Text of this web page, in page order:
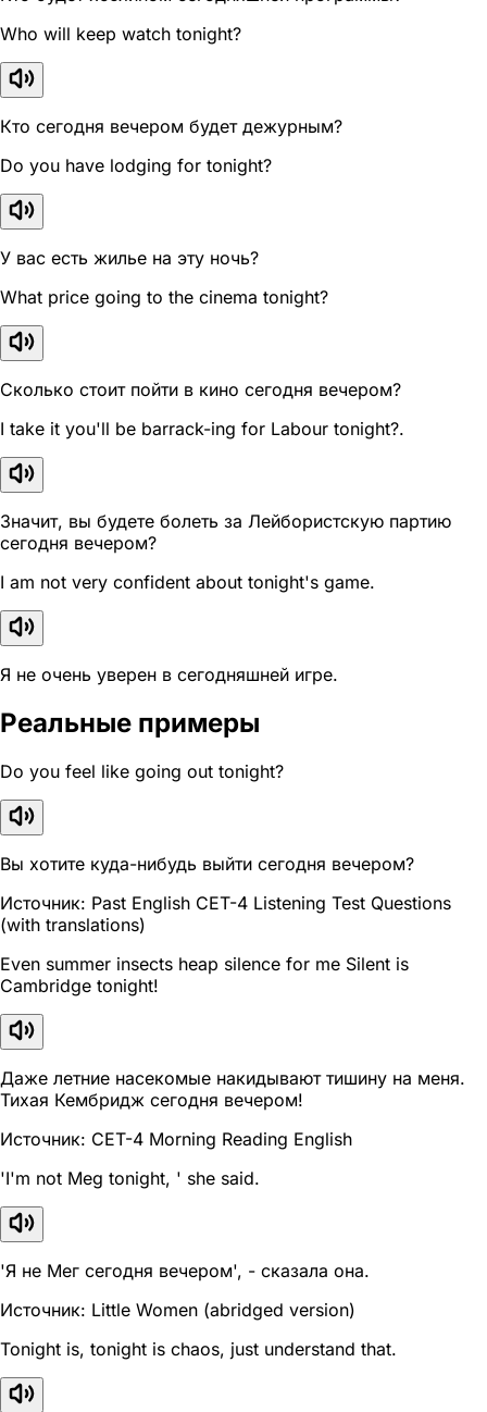
Who will keep watch tonight?
Кто сегодня вечером будет дежурным?
Do you have lodging for tonight?
У вас есть жилье на эту ночь?
What price going to the cinema tonight?
Сколько стоит пойти в кино сегодня вечером?
I take it you'll be barrack-ing for Labour tonight?.
Значит, вы будете болеть за Лейбористскую партию
сегодня вечером?
I am not very confident about tonight's game.
Я не очень уверен в сегодняшней игре.
Реальные примеры
Do you feel like going out tonight?
Вы хотите куда-нибудь выйти сегодня вечером?
Источник: Past English CET-4 Listening Test Questions
(with translations)
Even summer insects heap silence for me Silent is
Cambridge tonight!
Даже летние насекомые накидывают тишину на меня.
Тихая Кембридж сегодня вечером!
Источник: CET-4 Morning Reading English
'I'm not Meg tonight, ' she said.
'Я не Мег сегодня вечером', - сказала она.
Источник: Little Women (abridged version)
Tonight is, tonight is chaos, just understand that.